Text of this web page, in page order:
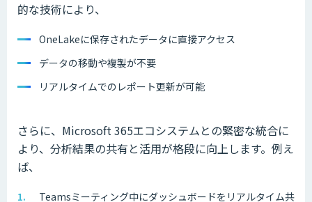
的な技術により、
OneLakeに保存されたデータに直接アクセス
データの移動や複製が不要
リアルタイムでのレポート更新が可能
さらに、Microsoft 365エコシステムとの緊密な統合に
より、分析結果の共有と活用が格段に向上します。例え
ば、
Teamsミーティング中にダッシュボードをリアルタイム共